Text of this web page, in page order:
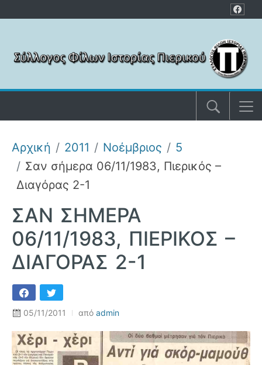
Αρχική 2011 Νοέμβριος
5
Σαν σήμερα 06/11/1983, Πιερικός –
Διαγόρας 2-1
ΣΑΝ ΣΉΜΕΡΑ
06/11/1983, ΠΙΕΡΙΚΌΣ –
ΔΙΑΓΌΡΑΣ 2-1
05/11/2011 από admin